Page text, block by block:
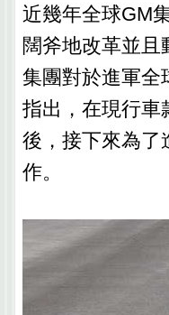
近幾年全球GM
闊斧地改革並
集團對於進軍全
指出，在現行車
後，接下來為了
作。